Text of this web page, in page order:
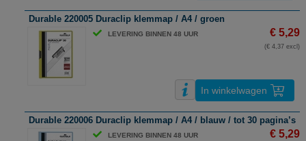
Durable 220005 Duraclip klemmap / A4 / groen
LEVERING BINNEN 48 UUR € 5,29
(€ 4,37 excl)
In winkelwagen
Durable 220006 Duraclip klemmap / A4 / blauw / tot 30 pagina’s
LEVERING BINNEN 48 UUR € 5,29